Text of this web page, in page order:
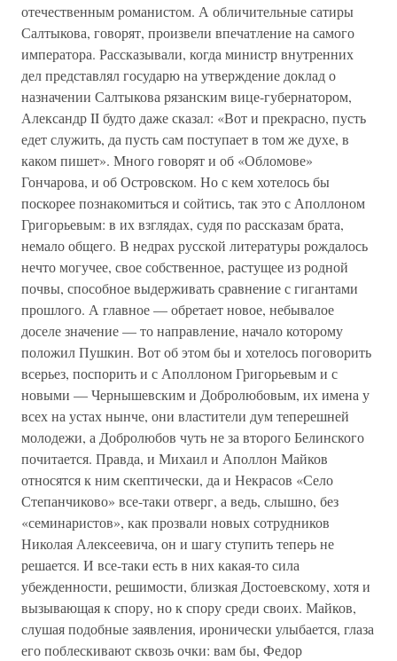
отечественным романистом. А обличительные сатиры
Салтыкова, говорят, произвели впечатление на самого
императора. Рассказывали, когда министр внутренних
дел представлял государю на утверждение доклад о
назначении Салтыкова рязанским вице-губернатором,
Александр II будто даже сказал: «Вот и прекрасно, пусть
едет служить, да пусть сам поступает в том же духе, в
каком пишет». Много говорят и об «Обломове»
Гончарова, и об Островском. Но с кем хотелось бы
поскорее познакомиться и сойтись, так это с Аполлоном
Григорьевым: в их взглядах, судя по рассказам брата,
немало общего. В недрах русской литературы рождалось
нечто могучее, свое собственное, растущее из родной
почвы, способное выдерживать сравнение с гигантами
прошлого. А главное — обретает новое, небывалое
доселе значение — то направление, начало которому
положил Пушкин. Вот об этом бы и хотелось поговорить
всерьез, поспорить и с Аполлоном Григорьевым и с
новыми — Чернышевским и Добролюбовым, их имена у
всех на устах нынче, они властители дум теперешней
молодежи, а Добролюбов чуть не за второго Белинского
почитается. Правда, и Михаил и Аполлон Майков
относятся к ним скептически, да и Некрасов «Село
Степанчиково» все-таки отверг, а ведь, слышно, без
«семинаристов», как прозвали новых сотрудников
Николая Алексеевича, он и шагу ступить теперь не
решается. И все-таки есть в них какая-то сила
убежденности, решимости, близкая Достоевскому, хотя и
вызывающая к спору, но к спору среди своих. Майков,
слушая подобные заявления, иронически улыбается, глаза
его поблескивают сквозь очки: вам бы, Федор